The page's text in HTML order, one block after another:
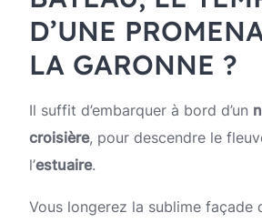
D’UNE
LA GARONNE ?
Il suffit d’embarquer à bord d’un
croisière, pour descendre le
l’estuaire.
Vous longerez la sublime façade